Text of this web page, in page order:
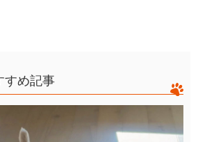
すめ記事